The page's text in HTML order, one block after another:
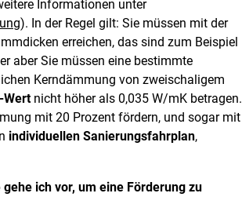
Informationen unter
). In der Regel gilt: Sie müssen mit der
erreichen, das sind zum Beispiel
aber Sie müssen eine bestimmte
Kerndämmung von zweischaligem
Wertnicht höher als 0,035 W/mK betragen.
mit 20 Prozent fördern, und sogar mit
individuellen Sanierungsfahrplan,
gehe ich vor, um eine Förderung zu